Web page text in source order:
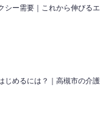
シー需要｜これから伸びるエ
じめるには？｜高槻市の介護